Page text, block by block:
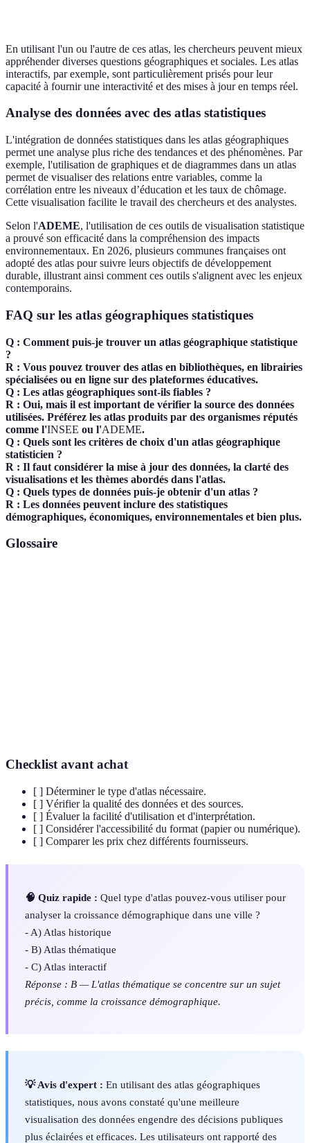
En utilisant l'un ou l'autre de ces atlas, les chercheurs peuvent mieux
appréhender diverses questions géographiques et sociales. Les atlas
interactifs, par exemple, sont particulièrement prisés pour leur
capacité à fournir une interactivité et des mises à jour en temps réel.
Analyse des données avec des atlas statistiques
L'intégration de données statistiques dans les atlas géographiques
permet une analyse plus riche des tendances et des phénomènes. Par
exemple, l'utilisation de graphiques et de diagrammes dans un atlas
permet de visualiser des relations entre variables, comme la
corrélation entre les niveaux d’éducation et les taux de chômage.
Cette visualisation facilite le travail des chercheurs et des analystes.
Selon l'ADEME, l'utilisation de ces outils de visualisation statistique
a prouvé son efficacité dans la compréhension des impacts
environnementaux. En 2026, plusieurs communes françaises ont
adopté des atlas pour suivre leurs objectifs de développement
durable, illustrant ainsi comment ces outils s'alignent avec les enjeux
contemporains.
FAQ sur les atlas géographiques statistiques
Q : Comment puis-je trouver un atlas géographique statistique
?
R : Vous pouvez trouver des atlas en bibliothèques, en librairies
spécialisées ou en ligne sur des plateformes éducatives.
Q : Les atlas géographiques sont-ils fiables ?
R : Oui, mais il est important de vérifier la source des données
utilisées. Préférez les atlas produits par des organismes réputés
comme l'INSEE ou l'ADEME.
Q : Quels sont les critères de choix d'un atlas géographique
statisticien ?
R : Il faut considérer la mise à jour des données, la clarté des
visualisations et les thèmes abordés dans l'atlas.
Q : Quels types de données puis-je obtenir d'un atlas ?
R : Les données peuvent inclure des statistiques
démographiques, économiques, environnementales et bien plus.
Glossaire
Checklist avant achat
[ ] Déterminer le type d'atlas nécessaire.
[ ] Vérifier la qualité des données et des sources.
[ ] Évaluer la facilité d'utilisation et d'interprétation.
[ ] Considérer l'accessibilité du format (papier ou numérique).
[ ] Comparer les prix chez différents fournisseurs.
🧠 Quiz rapide : Quel type d'atlas pouvez-vous utiliser pour
analyser la croissance démographique dans une ville ?
- A) Atlas historique
- B) Atlas thématique
- C) Atlas interactif
Réponse : B — L'atlas thématique se concentre sur un sujet
précis, comme la croissance démographique.
💡 Avis d'expert : En utilisant des atlas géographiques
statistiques, nous avons constaté qu'une meilleure
visualisation des données engendre des décisions publiques
plus éclairées et efficaces. Les utilisateurs ont rapporté des